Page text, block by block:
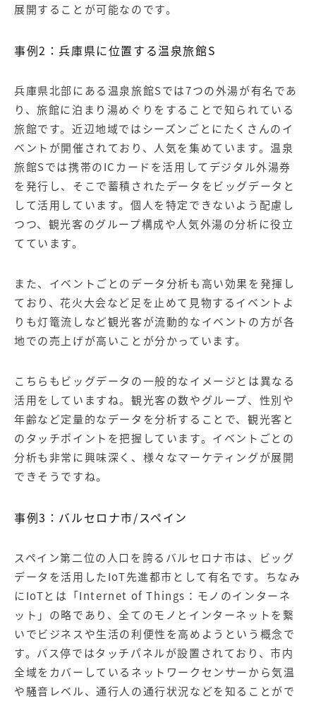
展開することが可能なのです。
事例2：兵庫県に位置する温泉旅館S
兵庫県北部にある温泉旅館Sでは7つの外湯が有名であ
り、旅館に泊まり湯めぐりをすることで知られている
旅館です。近辺地域ではシーズンごとにたくさんのイ
ベントが開催されており、人気を集めています。温泉
旅館Sでは携帯のICカードを活用してデジタル外湯券
を発行し、そこで蓄積されたデータをビッグデータと
して活用しています。個人を特定できないよう配慮し
つつ、観光客のグループ構成や人気外湯の分析に役立
てています。
また、イベントごとのデータ分析も高い効果を発揮し
ており、花火大会など足を止めて見物するイベントよ
りも灯篭流しなど観光客が流動的なイベントの方が各
地での売上げが高いことが分かっています。
こちらもビッグデータの一般的なイメージとは異なる
活用をしていますね。観光客の数やグループ、性別や
年齢など定量的なデータを分析することで、観光客と
のタッチポイントを把握しています。イベントごとの
分析も非常に興味深く、様々なマーケティングが展開
できそうですね。
事例3：バルセロナ市/スペイン
スペイン第二位の人口を誇るバルセロナ市は、ビッグ
データを活用したIoT先進都市として有名です。ちなみ
にIoTとは「Internet of Things：モノのインターネ
ット」の略であり、全てのモノとインターネットを繋
いでビジネスや生活の利便性を高めようという概念で
す。バス停ではタッチパネルが設置されており、市内
全域をカバーしているネットワークセンサーから気温
や騒音レベル、通行人の通行状況などを知ることがで